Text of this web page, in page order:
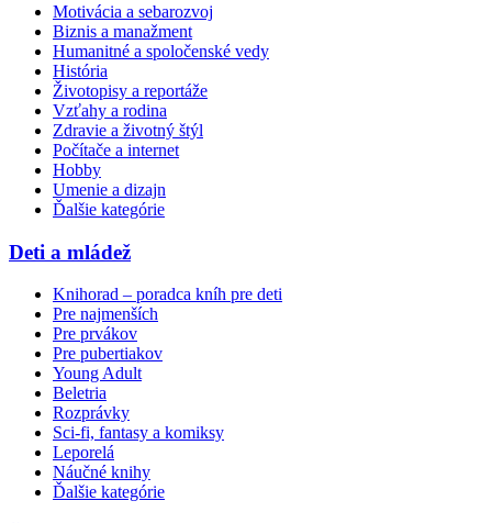
Motivácia a sebarozvoj
Biznis a manažment
Humanitné a spoločenské vedy
História
Životopisy a reportáže
Vzťahy a rodina
Zdravie a životný štýl
Počítače a internet
Hobby
Umenie a dizajn
Ďalšie kategórie
Deti a mládež
Knihorad – poradca kníh pre deti
Pre najmenších
Pre prvákov
Pre pubertiakov
Young Adult
Beletria
Rozprávky
Sci-fi, fantasy a komiksy
Leporelá
Náučné knihy
Ďalšie kategórie